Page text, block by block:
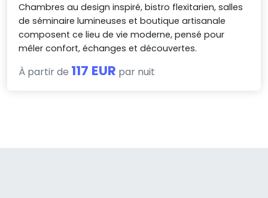
Chambres au design inspiré, bistro flexitarien, salles
de séminaire lumineuses et boutique artisanale
composent ce lieu de vie moderne, pensé pour
mêler confort, échanges et découvertes.
À partir de 117 EUR par nuit